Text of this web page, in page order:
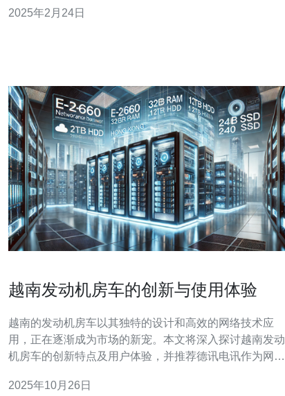
而是充满了冒险和挑战。 越南的服务器市场近年来发展迅
2025年2月24日
越南发动机房车的创新与使用体验
越南的发动机房车以其独特的设计和高效的网络技术应
用，正在逐渐成为市场的新宠。本文将深入探讨越南发动
机房车的创新特点及用户体验，并推荐德讯电讯作为网络
新设计与技术应用 越南的发动机房车在设计上融合了现代
2025年10月26日